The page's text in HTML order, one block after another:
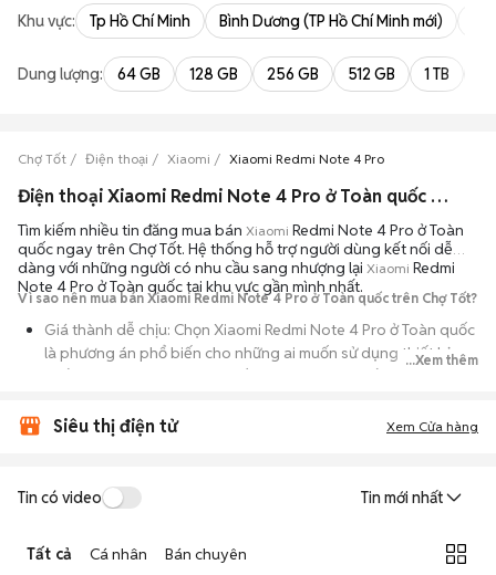
Khu vực: Tp Hồ Chí Minh Bình Dương (TP Hồ Chí Minh mới)
Dung lượng: 64 GB 128 GB 256 GB 512 GB 1 TB
Chợ Tốt Điện thoại Xiaomi Xiaomi Redmi Note 4 Pro
Điện thoại Xiaomi Redmi Note 4 Pro ở Toàn quốc ngoại hình đẹp
Tìm kiếm nhiều tin đăng mua bán Xiaomi Redmi Note 4 Pro ở Toàn
quốc ngay trên Chợ Tốt. Hệ thống hỗ trợ người dùng kết nối dễ
dàng với những người có nhu cầu sang nhượng lại Xiaomi Redmi
Note 4 Pro ở Toàn quốc tại khu vực gần mình nhất.
Vì sao nên mua bán Xiaomi Redmi Note 4 Pro ở Toàn quốc trên Chợ Tốt?
Giá thành dễ chịu: Chọn Xiaomi Redmi Note 4 Pro ở Toàn quốc
là phương án phổ biến cho những ai muốn sử dụng thiết bị
chất lượng nhưng không muốn chi trả mức giá đắt đỏ của máy
Đa dạng người bán: Bạn có thể tìm Xiaomi Redmi Note 4 Pro ở
trực tiếp cầm nắm, thử nghiệm các tính năng của máy để đảm
bảo máy hoạt động ổn định.
...Xem thêm
Siêu thị điện tử Xem Cửa hàng
Tin có video Tin mới nhất
Tất cả Cá nhân Bán chuyên